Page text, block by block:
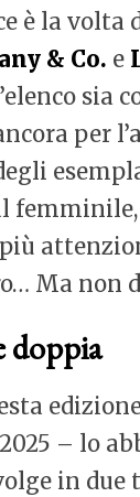
è la volta
& Co. e
sia
per
femminile,
Ma non
doppia
– lo
in due